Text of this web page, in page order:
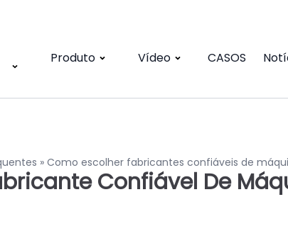
Produto Vídeo CASOS
» Como escolher fabricantes confiáveis de
Confiável De